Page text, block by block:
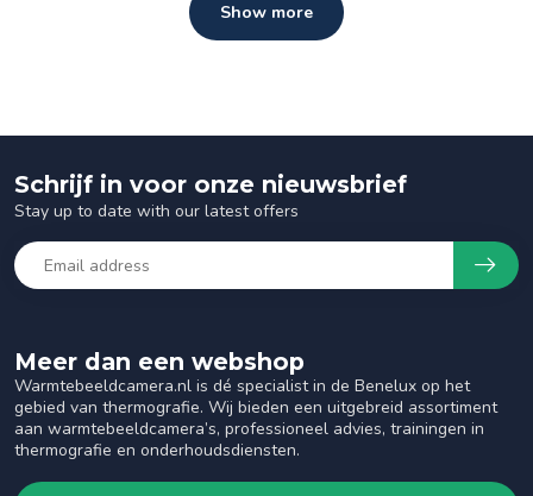
Show more
Meer dan een webshop
Warmtebeeldcamera.nl is dé specialist in de Benelux op het
gebied van thermografie. Wij bieden een uitgebreid assortiment
aan warmtebeeldcamera’s, professioneel advies, trainingen in
thermografie en onderhoudsdiensten.
Schrijf in voor onze nieuwsbrief
Stay up to date with our latest offers